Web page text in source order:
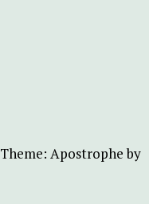
Theme: Apostrophe by